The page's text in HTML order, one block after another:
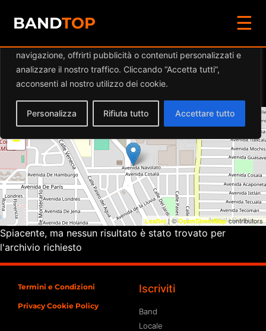
Diamo valore alla tua privacy
navigazione, offrirti pubblicità o contenuti personalizzati e
analizzare il nostro traffico. Cliccando “Accetta tutti”,
acconsenti al nostro utilizzo dei cookie.
Personalizza Rifiuta tutto Accettare tutto
BANDTOP
☰
Eventi aCIRCOLO BLACK
INSIDE
+
−
Leaflet| ©OpenStreetMapcontributors
Spiacente, ma nessun risultato è stato trovato per
l'archivio richiesto
Termini e Condizioni
Privacy Cookie Policy
Iscriviti
Band
Locale